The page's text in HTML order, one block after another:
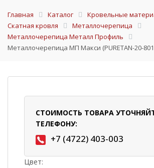
Главная Каталог
Кровельные
Скатная кровля
Металлочерепица
Металлочерепица Металл Профиль
Металлочерепица МП Макси (PURETAN-20-
СТОИМОСТЬ ТОВАРА
ТЕЛЕФОНУ:
+7 (4722) 403-003
Цвет: